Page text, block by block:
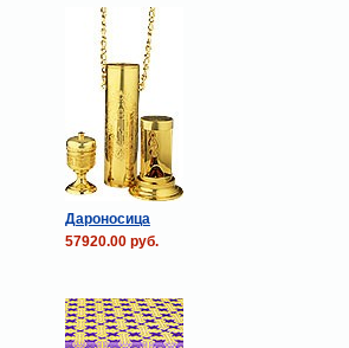
Дароносица
57920.00 руб.